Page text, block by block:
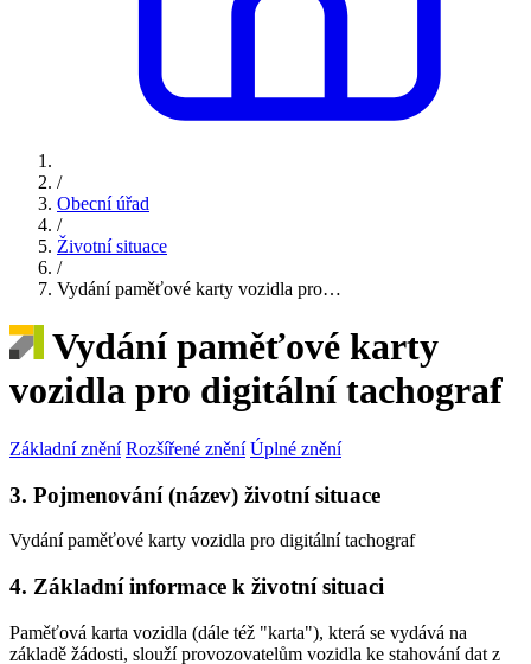
/
Obecní úřad
/
Životní situace
/
Vydání paměťové karty vozidla pro…
Vydání paměťové karty
vozidla pro digitální tachograf
Základní znění Rozšířené znění Úplné znění
3. Pojmenování (název) životní situace
Vydání paměťové karty vozidla pro digitální tachograf
4. Základní informace k životní situaci
Paměťová karta vozidla (dále též "karta"), která se vydává na
základě žádosti, slouží provozovatelům vozidla ke stahování dat z